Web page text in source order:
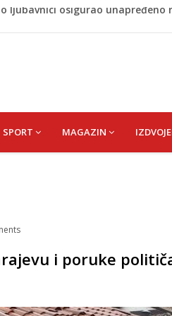
Alija Izetbegović, lider koji
njegova reakcija je hit
ljubavnici osigurao unapređeno
SPORT MAGAZIN
i poruke